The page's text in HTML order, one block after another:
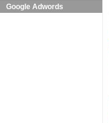
Google Adwords